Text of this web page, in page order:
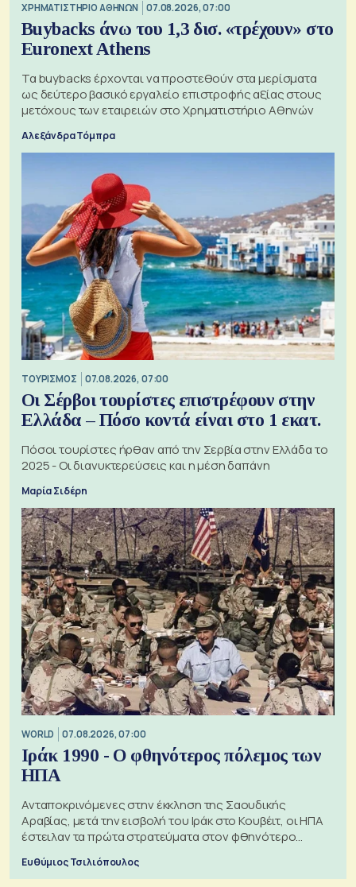
XΡΗΜΑΤΙΣΤΗΡΙΟ ΑΘΗΝΩΝ 07.08.2026, 07:00
Buybacks άνω του 1,3 δισ. «τρέχουν» στο
Euronext Athens
Τα buybacks έρχονται να προστεθούν στα μερίσματα
ως δεύτερο βασικό εργαλείο επιστροφής αξίας στους
μετόχους των εταιρειών στο Χρηματιστήριο Αθηνών
Αλεξάνδρα Τόμπρα
ΤΟΥΡΙΣΜΟΣ 07.08.2026, 07:00
Οι Σέρβοι τουρίστες επιστρέφουν στην
Ελλάδα – Πόσο κοντά είναι στο 1 εκατ.
Πόσοι τουρίστες ήρθαν από την Σερβία στην Ελλάδα το
2025 - Οι διανυκτερεύσεις και η μέση δαπάνη
Μαρία Σιδέρη
WORLD 07.08.2026, 07:00
Ιράκ 1990 - Ο φθηνότερος πόλεμος των
ΗΠΑ
Ανταποκρινόμενες στην έκκληση της Σαουδικής
Αραβίας, μετά την εισβολή του Ιράκ στο Κουβέιτ, οι ΗΠΑ
έστειλαν τα πρώτα στρατεύματα στον φθηνότερο
Ευθύμιος Τσιλιόπουλος